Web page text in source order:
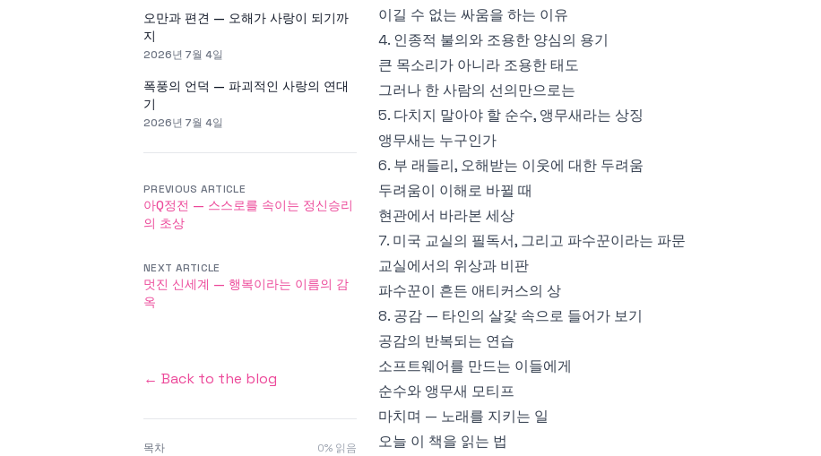
이길 수 없는 싸움을 하는 이유
4. 인종적 불의와 조용한 양심의 용기
큰 목소리가 아니라 조용한 태도
그러나 한 사람의 선의만으로는
5. 다치지 말아야 할 순수, 앵무새라는 상징
앵무새는 누구인가
6. 부 래들리, 오해받는 이웃에 대한 두려움
두려움이 이해로 바뀔 때
현관에서 바라본 세상
7. 미국 교실의 필독서, 그리고 파수꾼이라는 파문
교실에서의 위상과 비판
파수꾼이 흔든 애티커스의 상
8. 공감 — 타인의 살갗 속으로 들어가 보기
공감의 반복되는 연습
소프트웨어를 만드는 이들에게
순수와 앵무새 모티프
마치며 — 노래를 지키는 일
오늘 이 책을 읽는 법
오만과 편견 — 오해가 사랑이 되기까
지
2026년 7월 4일
폭풍의 언덕 — 파괴적인 사랑의 연대
기
2026년 7월 4일
PREVIOUS ARTICLE
아Q정전 — 스스로를 속이는 정신승리
의 초상
NEXT ARTICLE
멋진 신세계 — 행복이라는 이름의 감
옥
← Back to the blog
목차 0% 읽음